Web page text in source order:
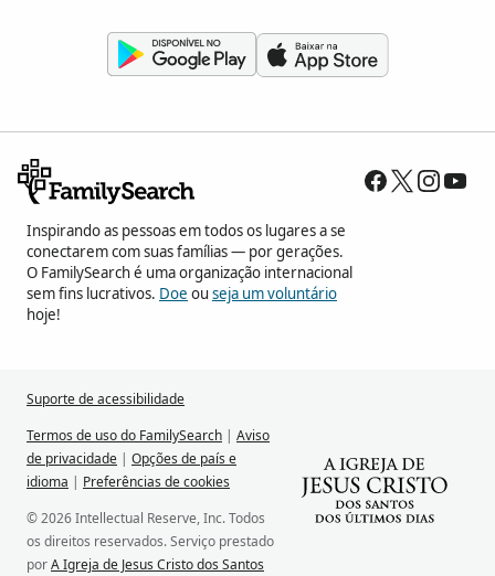
Inspirando as pessoas em todos os lugares a se
conectarem com suas famílias — por gerações.
O FamilySearch é uma organização internacional
sem fins lucrativos. Doe ouseja um voluntário
hoje!
Suporte de acessibilidade
Termos de uso do FamilySearch | Aviso
de privacidade | Opções de país e
idioma | Preferências de cookies
© 2026 Intellectual Reserve, Inc. Todos
os direitos reservados. Serviço prestado
porA Igreja de Jesus Cristo dos Santos